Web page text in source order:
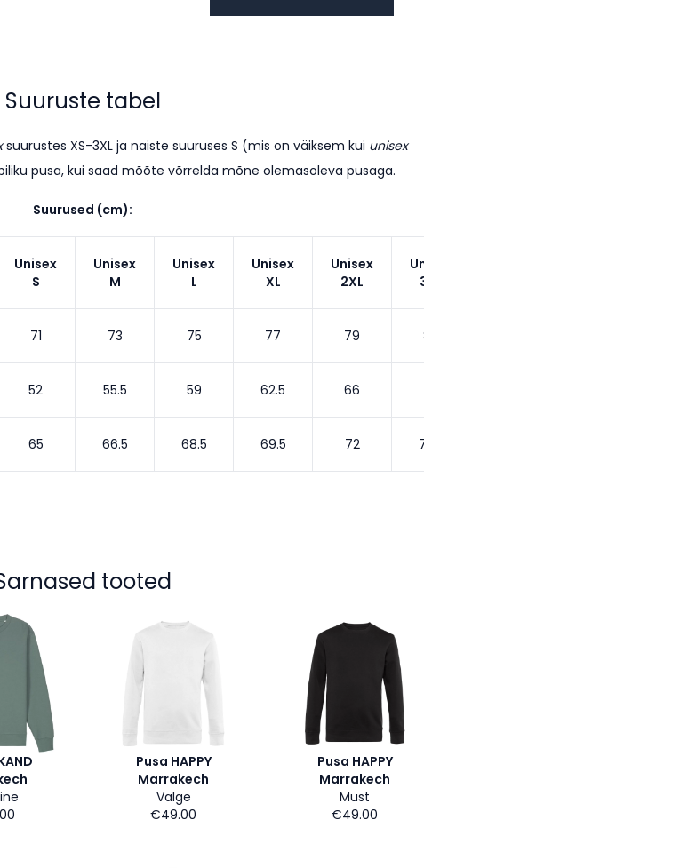
Suuruste tabel
suurustes XS-3XL ja naiste suuruses S (mis on väiksem kui unisex
pusa, kui saad mõõte võrrelda mõne olemasoleva pusaga.
Suurused (cm):
Unisex
S
Unisex
M
Unisex
L
Unisex
XL
Unisex
2XL
Unisex
3XL
71 73 75 77 79 80
52 55.5 59 62.5 66
65 66.5 68.5 69.5 72 72.5
tooted
Pusa HAPPY
Marrakech
Valge
€49.00
Pusa HAPPY
Marrakech
Must
€49.00